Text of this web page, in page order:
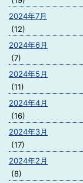
2024年7月
(12)
2024年6月
(7)
2024年5月
(11)
2024年4月
(16)
2024年3月
(17)
2024年2月
(8)